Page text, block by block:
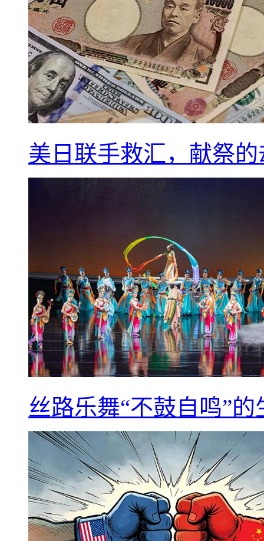
美日联手救汇，献祭
丝路乐舞“不鼓自鸣”